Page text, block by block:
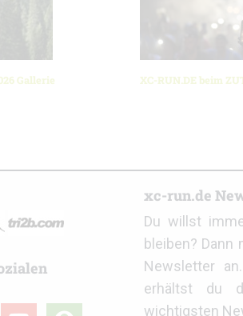
Gallerie XC-RUN.DE beim
xc-run.de
Du willst
bleiben?
Newsletter
erhältst du
wichtigsten